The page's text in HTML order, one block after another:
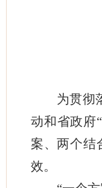
为贯彻
动和省政府
案、两个结
效。